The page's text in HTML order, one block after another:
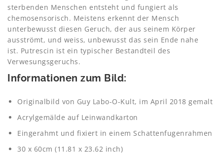
sterbenden Menschen entsteht und fungiert als
chemosensorisch. Meistens erkennt der Mensch
unterbewusst diesen Geruch, der aus seinem Körper
ausströmt, und weiss, unbewusst das sein Ende nahe
ist. Putrescin ist ein typischer Bestandteil des
Verwesungsgeruchs.
Informationen zum Bild:
Originalbild von Guy Labo-O-Kult, im April 2018 gemalt
Acrylgemälde auf Leinwandkarton
Eingerahmt und fixiert in einem Schattenfugenrahmen
30 x 60cm (11.81 x 23.62 inch)